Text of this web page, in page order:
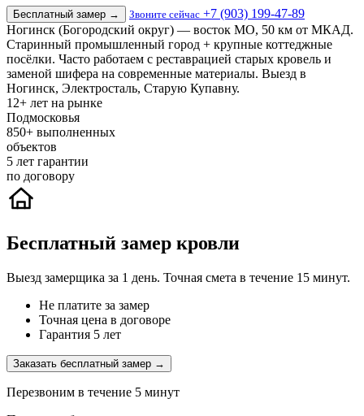
Бесплатный замер → Звоните сейчас +7 (903) 199-47-89
Ногинск (Богородский округ) — восток МО, 50 км от МКАД.
Старинный промышленный город + крупные коттеджные
посёлки. Часто работаем с реставрацией старых кровель и
заменой шифера на современные материалы. Выезд в
Ногинск, Электросталь, Старую Купавну.
12+ лет на рынке
Подмосковья
850+ выполненных
объектов
5 лет гарантии
по договору
Бесплатный замер кровли
Выезд замерщика за 1 день. Точная смета в течение 15 минут.
Не платите за замер
Точная цена в договоре
Гарантия 5 лет
Заказать бесплатный замер →
Перезвоним в течение 5 минут